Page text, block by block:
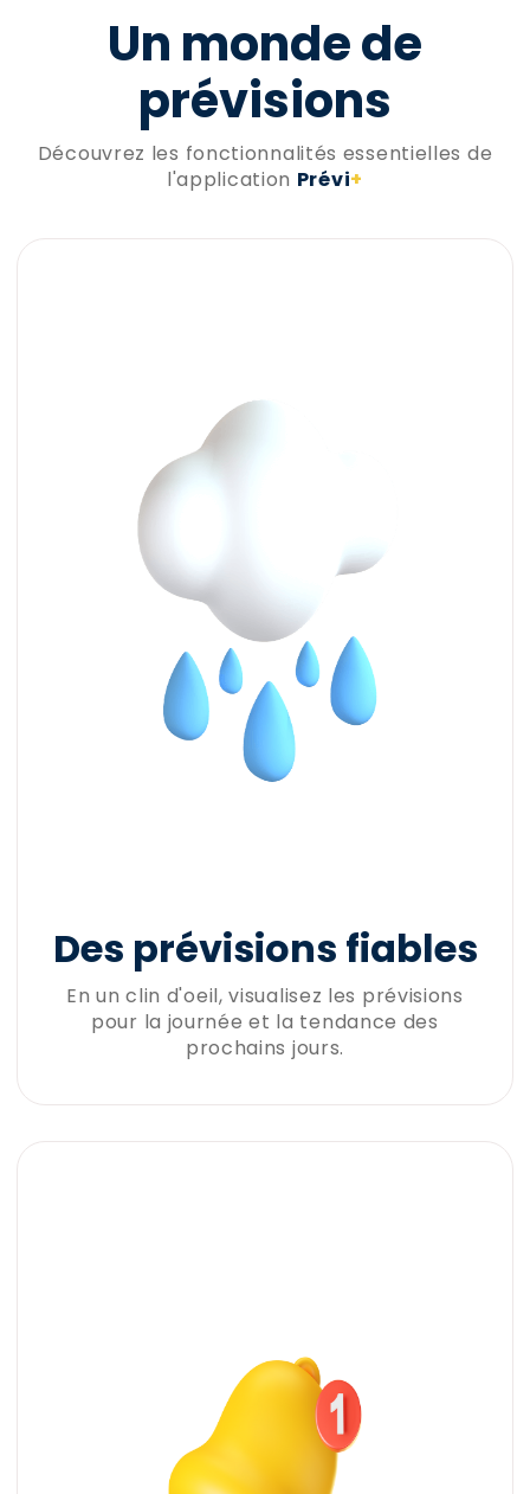
Un monde de
prévisions
Découvrez les fonctionnalités essentielles de
l'application Prévi+
Des prévisions fiables
En un clin d'oeil, visualisez les prévisions
pour la journée et la tendance des
prochains jours.